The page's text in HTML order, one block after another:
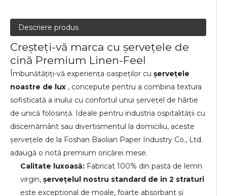
Descriere produs
Creșteți-vă marca cu șervețele de
cină Premium Linen-Feel
Îmbunătățiți-vă experiența oaspeților cu șervețele
noastre de lux , concepute pentru a combina textura
sofisticată a inului cu confortul unui șervețel de hârtie
de unică folosință. Ideale pentru industria ospitalității cu
discernământ sau divertismentul la domiciliu, aceste
șervețele de la Foshan Baolian Paper Industry Co., Ltd.
adaugă o notă premium oricărei mese.
Calitate luxoasă: Fabricat 100% din pastă de lemn
virgin, șervețelul nostru standard de in 2 straturi
este excepțional de moale, foarte absorbant și